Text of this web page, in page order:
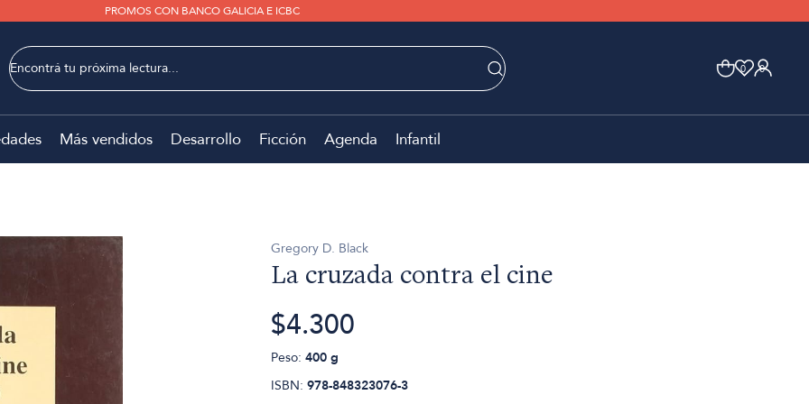
PROMOS CON BANCO GALICIA E ICBC
0 0
Más vendidos Desarrollo Ficción Agenda Infantil
Gregory D. Black
La cruzada contra el cine
$4.300
Peso: 400 g
ISBN: 978-848323076-3